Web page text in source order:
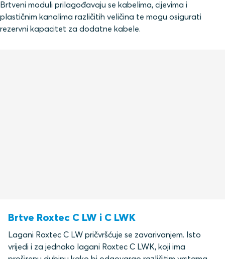
Brtveni moduli prilagođavaju se kabelima, cijevima i
plastičnim kanalima različitih veličina te mogu osigurati
rezervni kapacitet za dodatne kabele.
Brtve Roxtec C LW i C LWK
Lagani Roxtec C LW pričvršćuje se zavarivanjem. Isto
vrijedi i za jednako lagani Roxtec C LWK, koji ima